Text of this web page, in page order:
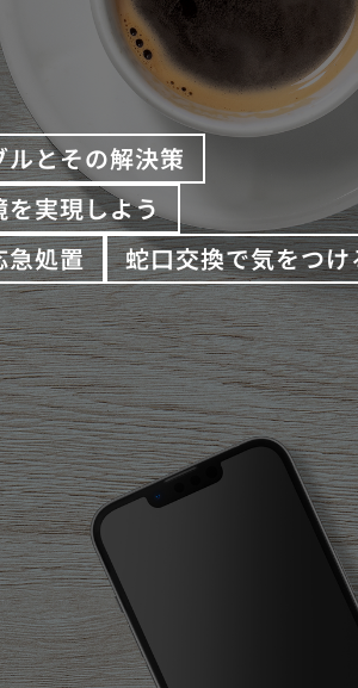
とその解決策
を実現しよう
急処置 蛇口交換で気をつ